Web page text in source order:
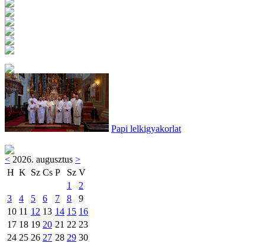
Papi lelkigyakorlat
< 2026. augusztus >
H K Sz Cs P Sz V
1
2
3
4 5 6 7 8
9
10 11 12 13 14 15 16
17 18 19 20 21 22 23
24 25 26 27 28 29 30